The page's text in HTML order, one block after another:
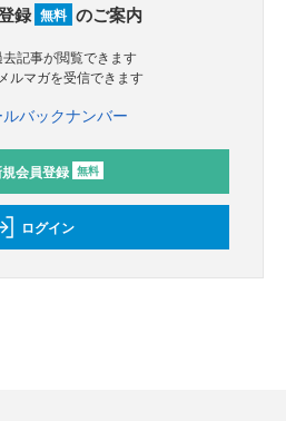
録 無料 のご案内
去記事が閲覧できます
ルマガを受信できます
ルバックナンバー
会員登録 無料
ログイン